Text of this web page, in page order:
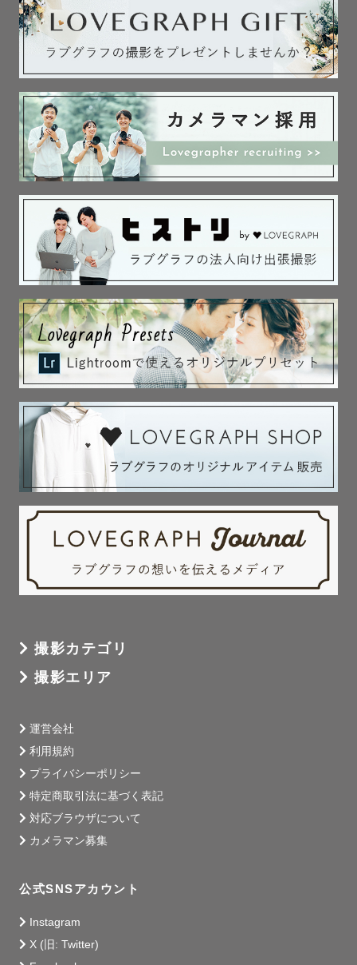
撮影カテゴリ
撮影エリア
運営会社
利用規約
プライバシーポリシー
特定商取引法に基づく表記
対応ブラウザについて
カメラマン募集
公式SNSアカウント
Instagram
X (旧: Twitter)